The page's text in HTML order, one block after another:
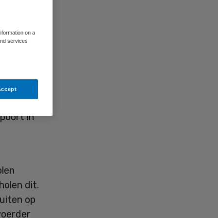
in
dit.
op
on a
services